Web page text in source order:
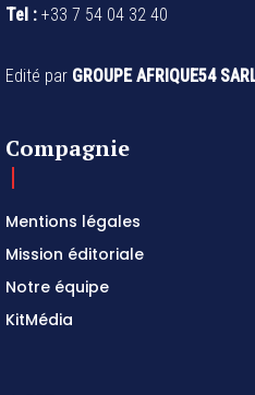
Tel : +33 7 54 04 32 40
Edité par GROUPE AFRIQUE54
Compagnie
Mentions légales
Mission éditoriale
Notre équipe
KitMédia